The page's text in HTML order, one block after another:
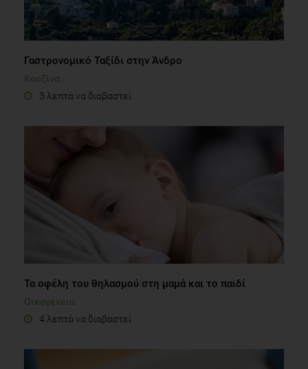
Γαστρονομικό Ταξίδι στην Άνδρο
Κουζίνα
3 λεπτά να διαβαστεί
Τα οφέλη του θηλασμού στη μαμά και το παιδί
Οικογένεια
4 λεπτά να διαβαστεί